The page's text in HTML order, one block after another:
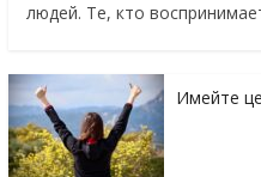
людей. Те, кто
Имейте